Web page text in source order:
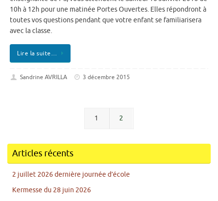
10h à 12h pour une matinée Portes Ouvertes. Elles répondront à
toutes vos questions pendant que votre enfant se familiarisera
avec la classe.
Lire la suite…
Sandrine AVRILLA 3 décembre 2015
1 2
Articles récents
2 juillet 2026 dernière journée d’école
Kermesse du 28 juin 2026